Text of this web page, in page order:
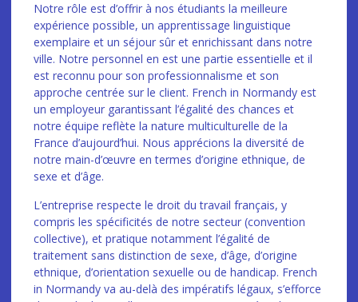
Notre rôle est d’offrir à nos étudiants la meilleure
expérience possible, un apprentissage linguistique
exemplaire et un séjour sûr et enrichissant dans notre
ville. Notre personnel en est une partie essentielle et il
est reconnu pour son professionnalisme et son
approche centrée sur le client. French in Normandy est
un employeur garantissant l’égalité des chances et
notre équipe reflète la nature multiculturelle de la
France d’aujourd’hui. Nous apprécions la diversité de
notre main-d’œuvre en termes d’origine ethnique, de
sexe et d’âge.
L’entreprise respecte le droit du travail français, y
compris les spécificités de notre secteur (convention
collective), et pratique notamment l’égalité de
traitement sans distinction de sexe, d’âge, d’origine
ethnique, d’orientation sexuelle ou de handicap. French
in Normandy va au-delà des impératifs légaux, s’efforce